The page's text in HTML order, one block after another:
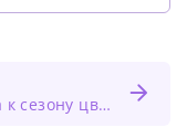
пациентов с поллинозом